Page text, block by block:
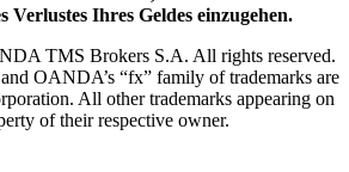
Verlustes Ihres Geldes einzugehen.
TMS Brokers S.A. All rights reserved.
OANDA’s “fx” family of trademarks are
All other trademarks appearing on
of their respective owner.